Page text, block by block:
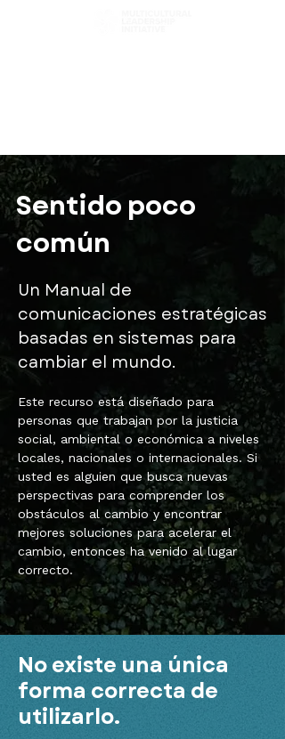
Sentido poco
común
Un Manual de
comunicaciones estratégicas
basadas en sistemas para
cambiar el mundo.
Este recurso está diseñado para
personas que trabajan por la justicia
social, ambiental o económica a niveles
locales, nacionales o internacionales. Si
usted es alguien que busca nuevas
perspectivas para comprender los
obstáculos al cambio y encontrar
mejores soluciones para acelerar el
cambio, entonces ha venido al lugar
correcto.
No existe una única
forma correcta de
utilizarlo.